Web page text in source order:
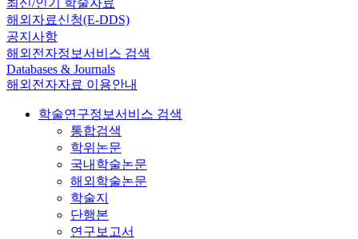
해외자료신청(E-DDS)
공지사항
해외전자정보서비스 검색
Databases & Journals
해외전자자료 이용안내
학술연구정보서비스 검색
통합검색
학위논문
국내학술논문
해외학술논문
학술지
단행본
연구보고서